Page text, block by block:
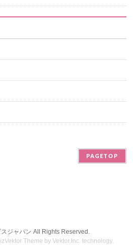
PAGETOP
ジャパン All Rights Reserved.
Theme byVektor,Inc. technology.